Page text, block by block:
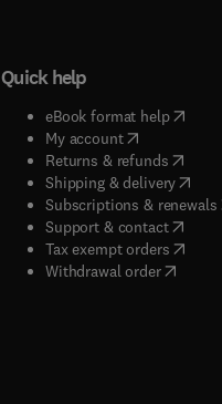
Quick help
eBook format help( opens
My account( opens in new
Returns & refunds( opens
Shipping & delivery(
Subscriptions & renewals(
Support & contact( opens
Tax exempt orders( opens
Withdrawal order